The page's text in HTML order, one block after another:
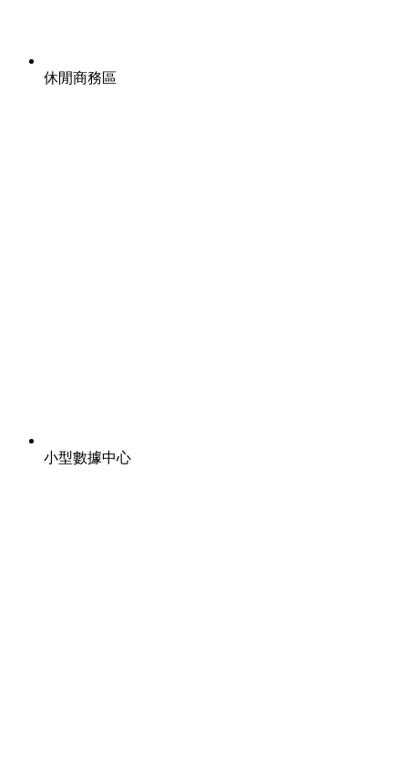
休閒商務區
小型數據中心